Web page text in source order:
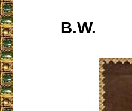
B.W.